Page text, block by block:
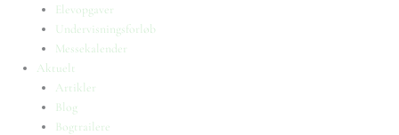
Elevopgaver
Undervisningsforløb
Messekalender
Aktuelt
Artikler
Blog
Bogtrailere